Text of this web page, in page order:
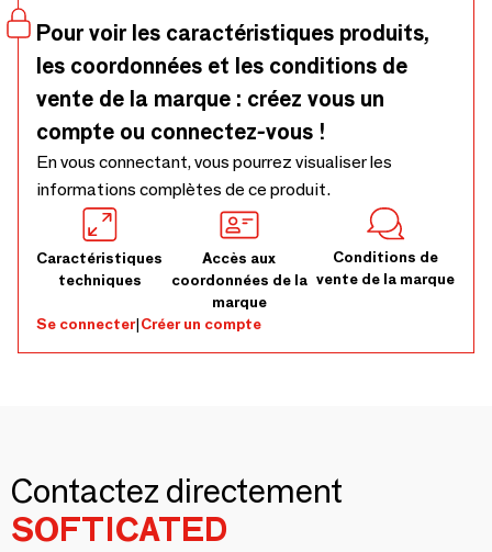
somptueux. Tel un bijou enchâssé dans son écrin, le
tabouret Signet Ring s'intègre harmonieusement à votre
intérieur, apportant une note de raffinement et une touche
d'éclat à votre espace..
Pour voir les caractéristiques produits,
les coordonnées et les conditions de
vente de la marque : créez vous un
compte ou connectez-vous !
En vous connectant, vous pourrez visualiser les
informations complètes de ce produit.
Caractéristiques
techniques
Accès aux
coordonnées de la
marque
Conditions de
vente de la marque
Se connecter|Créer un compte
Contactez directement
SOFTICATED